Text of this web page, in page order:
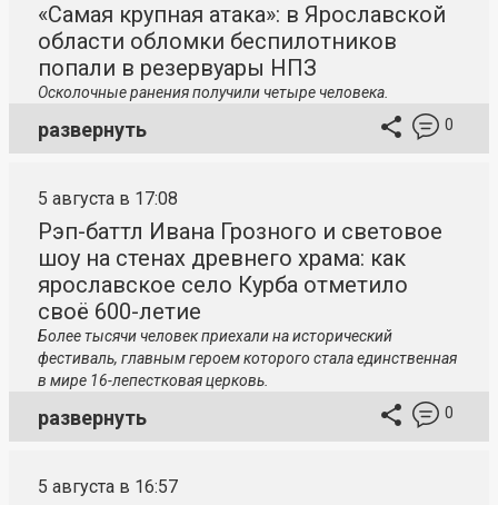
«Самая крупная атака»: в Ярославской
области обломки беспилотников
попали в резервуары НПЗ
Осколочные ранения получили четыре человека.
развернуть 0
5 августа в 17:08
Рэп-баттл Ивана Грозного и световое
шоу на стенах древнего храма: как
ярославское село Курба отметило
своё 600-летие
Более тысячи человек приехали на исторический
фестиваль, главным героем которого стала единственная
в мире 16-лепестковая церковь.
развернуть 0
5 августа в 16:57